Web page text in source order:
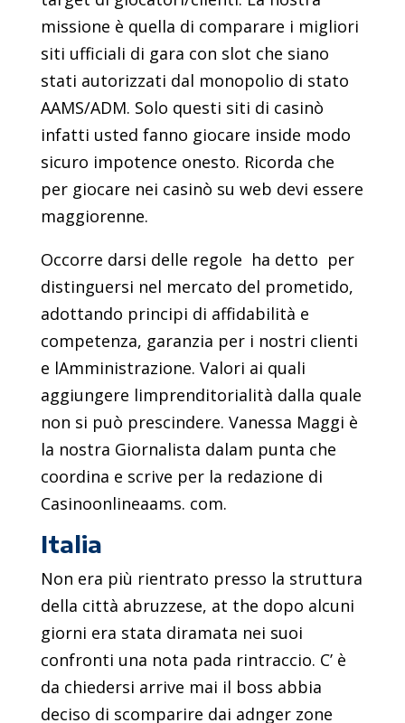
missione è quella di comparare i migliori
siti ufficiali di gara con slot che siano
stati autorizzati dal monopolio di stato
AAMS/ADM. Solo questi siti di casinò
infatti usted fanno giocare inside modo
sicuro impotence onesto. Ricorda che
per giocare nei casinò su web devi essere
maggiorenne.
Occorre darsi delle regole  ha detto  per
distinguersi nel mercato del prometido,
adottando principi di affidabilità e
competenza, garanzia per i nostri clienti
e lAmministrazione. Valori ai quali
aggiungere limprenditorialità dalla quale
non si può prescindere. Vanessa Maggi è
la nostra Giornalista dalam punta che
coordina e scrive per la redazione di
Casinoonlineaams. com.
Italia
Non era più rientrato presso la struttura
della città abruzzese, at the dopo alcuni
giorni era stata diramata nei suoi
confronti una nota pada rintraccio. C’ è
da chiedersi arrive mai il boss abbia
deciso di scomparire dai adnger zone